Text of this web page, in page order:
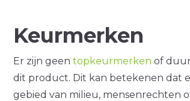
Keurmerken
Er zijn geen topkeurmerken of
dit product. Dit kan betekenen dat
gebied van milieu, mensenrechten